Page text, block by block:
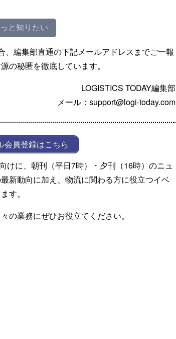
と知りたい
編集部直通の下記メールアドレスまでご一報
の秘匿を徹底しています。
LOGISTICS TODAY編集部
メール：support@logi-today.com
会員登録はこちら
けに、朝刊（平日7時）・夕刊（16時）のニュ
新動向に加え、物流に関わる方に役立つイベ
す。
の業務にぜひお役立てください。